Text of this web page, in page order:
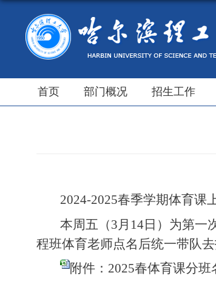
首页 部门概况 招生工作
2024-2025春季学期体育课
本周五（3月14日）为第一
程班体育老师点名后统一带队
附件：2025春体育课分班